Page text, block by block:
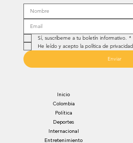
Sí, suscríbeme a tu boletín informativo. *
He leído y acepto la política de privacidad
Enviar
Inicio
Colombia
Política
Deportes
Internacional
Entretenimiento